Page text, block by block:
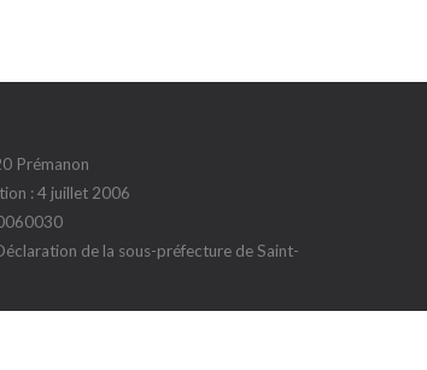
Prémanon
: 4 juillet 2006
de la sous-préfecture de Saint-